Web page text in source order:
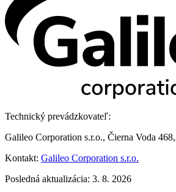
Technický prevádzkovateľ:
Galileo Corporation s.r.o., Čierna Voda
Kontakt: Galileo Corporation s.r.o.
Posledná aktualizácia: 3. 8. 2026